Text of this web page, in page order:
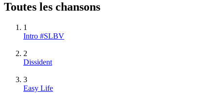
Toutes les chansons
1
Intro #SLBV
2
Dissident
3
Easy Life